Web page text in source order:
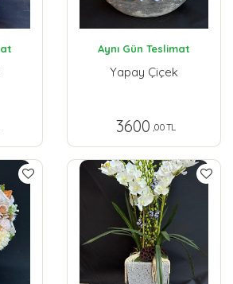
Aynı Gün Teslimat
Yapay Çiçek
3600 ,00 TL